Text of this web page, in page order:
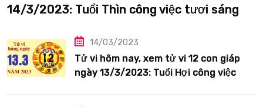
14/3/2023: Tuổi Thìn công việc tươi sáng
14/03/2023
Tử vi hôm nay, xem tử vi 12 con giáp
ngày 13/3/2023: Tuổi Hợi công việc